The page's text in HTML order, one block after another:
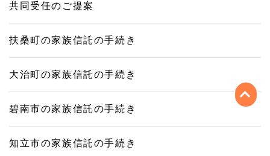
共同受任のご提案
扶桑町の家族信託の手続き
大治町の家族信託の手続き
碧南市の家族信託の手続き
知立市の家族信託の手続き